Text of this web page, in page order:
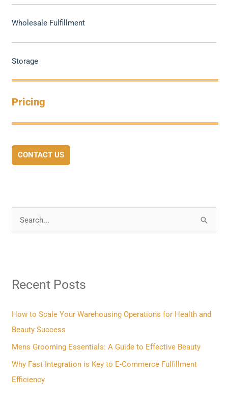
Wholesale Fulfillment
Storage
Pricing
CONTACT US
c
f
o
r
:
Recent Posts
How to Scale Your Warehousing Operations for Health and
Beauty Success
Mens Grooming Essentials: A Guide to Effective Beauty
Why Fast Integration is Key to E-Commerce Fulfillment
Efficiency